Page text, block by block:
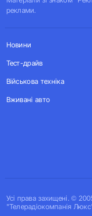
реклами.
Усi права захищенi. ©
"Телерадіокомпанія
Новини
Тест-драйв
Військова техніка
Вживані авто